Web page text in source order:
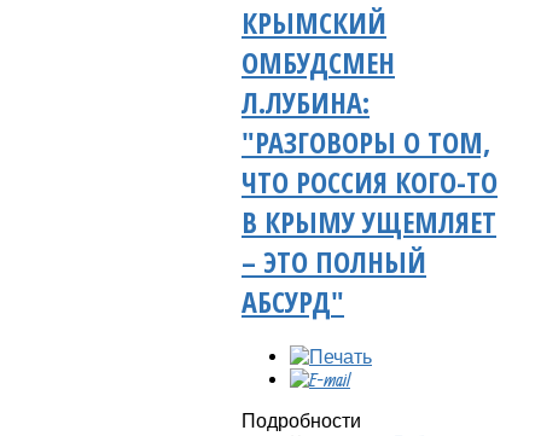
КРЫМСКИЙ
ОМБУДСМЕН
Л.ЛУБИНА:
"РАЗГОВОРЫ О ТОМ,
ЧТО РОССИЯ КОГО-ТО
В КРЫМУ УЩЕМЛЯЕТ
– ЭТО ПОЛНЫЙ
АБСУРД"
Подробности